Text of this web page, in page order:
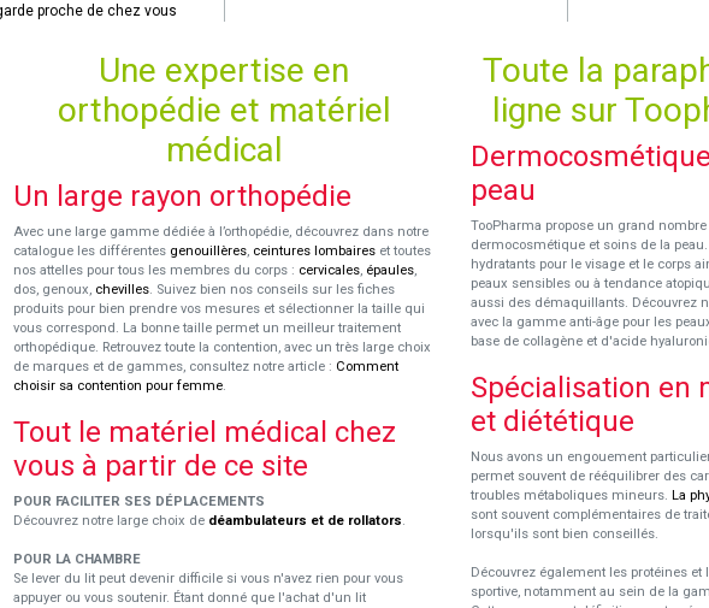
proche de chez vous
Une expertise en
orthopédie et matériel
médical
Un large rayon orthopédie
Avec une large gamme dédiée à l’orthopédie, découvrez dans notre
catalogue les différentes genouillères, ceintures lombaires et toutes
nos attelles pour tous les membres du corps : cervicales, épaules,
dos, genoux, chevilles. Suivez bien nos conseils sur les fiches
produits pour bien prendre vos mesures et sélectionner la taille qui
vous correspond. La bonne taille permet un meilleur traitement
orthopédique. Retrouvez toute la contention, avec un très large choix
de marques et de gammes, consultez notre article : Comment
choisir sa contention pour femme.
Tout le matériel médical chez
vous à partir de ce site
POUR FACILITER SES DÉPLACEMENTS
Découvrez notre large choix de déambulateurs et de rollators.
POUR LA CHAMBRE
Se lever du lit peut devenir difficile si vous n'avez rien pour vous
appuyer ou vous soutenir. Étant donné que l'achat d'un lit
Toute la
ligne sur
peau
TooPharma propose un grand
dermocosmétique et soins de la
hydratants pour le visage et le corps
peaux sensibles ou à tendance
aussi des démaquillants. Découvrez
avec la gamme anti-âge pour les
base de collagène et d'acide
Spécialisation en
et diététique
Nous avons un engouement
permet souvent de rééquilibrer des
troubles métaboliques mineurs. La
sont souvent complémentaires de
lorsqu'ils sont bien conseillés.
Découvrez également les protéines
sportive, notamment au sein de la